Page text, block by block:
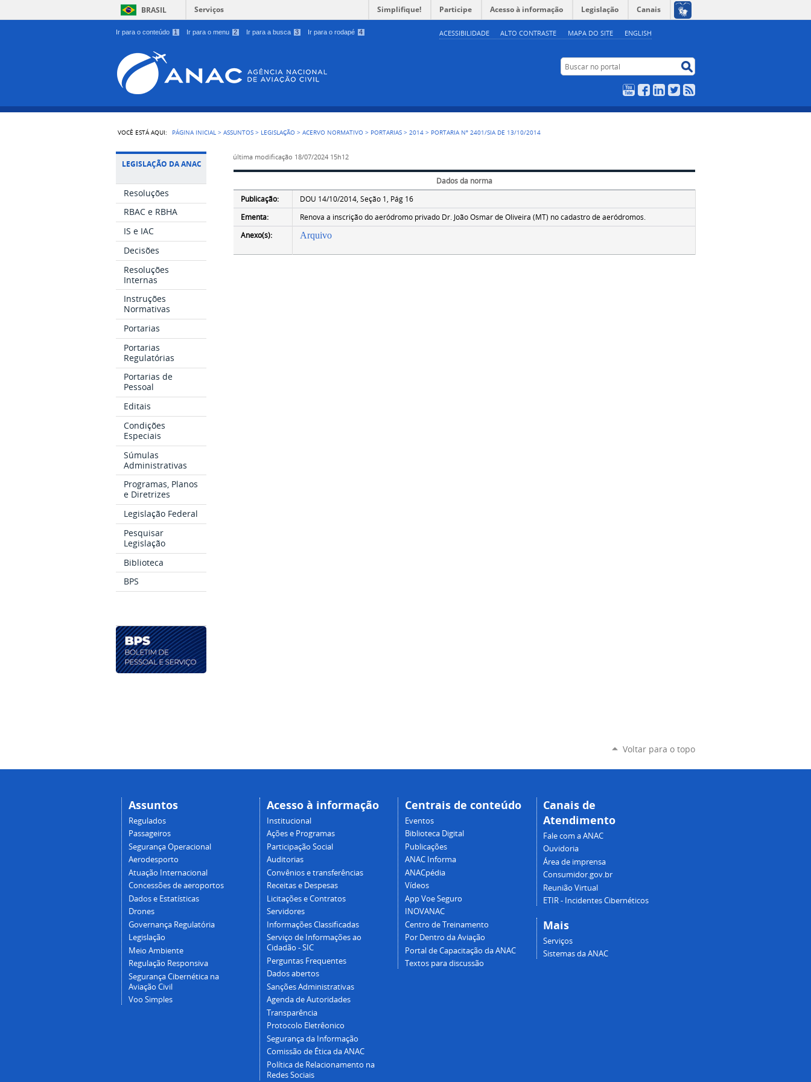
Ir para o conteúdo 1 Ir para o menu 2 Ir para a busca 3 Ir para o rodapé 4 ACESSIBILIDADE ALTO CONTRASTE MAPA DO SITE ENGLISH
BRASIL Serviços Simplifique! Participe Acesso à informação Legislação Canais
Buscar no portal
YouTubeFacebookLinkedIn
Twitter
VOCÊ ESTÁ AQUI: PÁGINA INICIAL >ASSUNTOS > LEGISLAÇÃO >ACERVO NORMATIVO > PORTARIAS >2014 > PORTARIA Nº 2401/SIA DE 13/10/2014
LEGISLAÇÃO DA ANAC
Resoluções
RBAC e RBHA
IS e IAC
Decisões
Resoluções
Internas
Instruções
Normativas
Portarias
Portarias
Regulatórias
Portarias de
Pessoal
Editais
Condições
Especiais
Súmulas
Administrativas
Programas, Planos
e Diretrizes
Legislação Federal
Pesquisar
Legislação
Biblioteca
BPS
última modificação 18/07/2024 15h12
Dados da norma
Publicação:
DOU 14/10/2014, Seção 1, Pág 16
Ementa:
Renova a inscrição do aeródromo privado Dr. João Osmar de Oliveira (MT) no cadastro de aeródromos.
Anexo(s):
Arquivo
Voltar para o topo
Assuntos
Regulados
Passageiros
Segurança Operacional
Aerodesporto
Atuação Internacional
Concessões de aeroportos
Dados e Estatísticas
Drones
Governança Regulatória
Legislação
Meio Ambiente
Regulação Responsiva
Segurança Cibernética na
Aviação Civil
Voo Simples
Acesso à informação
Institucional
Ações e Programas
Participação Social
Auditorias
Convênios e transferências
Receitas e Despesas
Licitações e Contratos
Servidores
Informações Classificadas
Serviço de Informações ao
Cidadão - SIC
Perguntas Frequentes
Dados abertos
Sanções Administrativas
Agenda de Autoridades
Transparência
Protocolo Eletrêonico
Segurança da Informação
Comissão de Ética da ANAC
Política de Relacionamento na
Redes Sociais
Centrais de conteúdo
Eventos
Biblioteca Digital
Publicações
ANAC Informa
ANACpédia
Vídeos
App Voe Seguro
INOVANAC
Centro de Treinamento
Por Dentro da Aviação
Portal de Capacitação da ANAC
Textos para discussão
Canais de
Atendimento
Fale com a ANAC
Ouvidoria
Área de imprensa
Consumidor.gov.br
Reunião Virtual
ETIR - Incidentes Cibernéticos
Mais
Serviços
Sistemas da ANAC